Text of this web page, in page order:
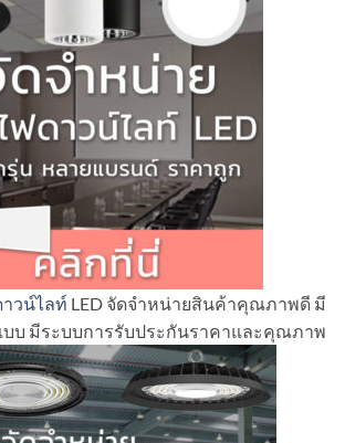
วน์ไลท์ LED จัดจำหน่ายสินค้าคุณภาพดี มี
บบ มีระบบการรับประกันราคาและคุณภาพ